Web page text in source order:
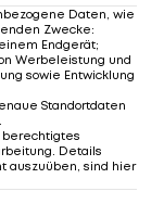
gegen das
hin
Daten, wie
Zwecke:
Endgerät;
Werbeleistung und
sowie Entwicklung
Standortdaten
berechtigtes
Details
auszuüben, sind hier